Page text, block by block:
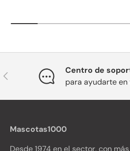
Anterior
Centro de
para ayudarte
Mascotas1000
Desde 1974 en el sector, con